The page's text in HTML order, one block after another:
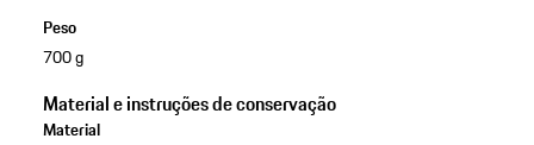
Peso
700 g
Material e instruções de conservação
Material